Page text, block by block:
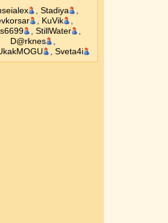
Stadiya
KuVik
StillWater
D@rknes
Sveta4i